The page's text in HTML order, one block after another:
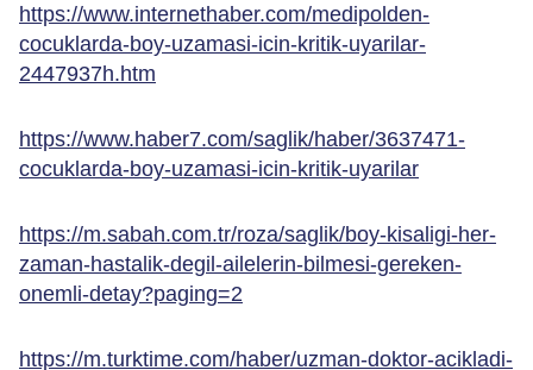
https://www.internethaber.com/medipolden-
cocuklarda-boy-uzamasi-icin-kritik-uyarilar-
2447937h.htm
https://www.haber7.com/saglik/haber/3637471-
cocuklarda-boy-uzamasi-icin-kritik-uyarilar
https://m.sabah.com.tr/roza/saglik/boy-kisaligi-her-
zaman-hastalik-degil-ailelerin-bilmesi-gereken-
onemli-detay?paging=2
https://m.turktime.com/haber/uzman-doktor-acikladi-